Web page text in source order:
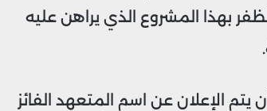
بهذا المشروع الذي يراهن عليه
الإعلان عن اسم المتعهد الفائز